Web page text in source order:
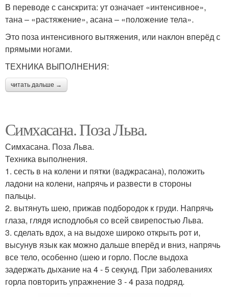
В переводе с санскрита: ут означает «интенсивное»,
тана – «растяжение», асана – «положение тела».
Это поза интенсивного вытяжения, или наклон вперёд с
прямыми ногами.
ТЕХНИКА ВЫПОЛНЕНИЯ:
читать дальше →
Симхасана. Поза Льва.
Симхасана. Поза Льва.
Техника выполнения.
1. сесть в на колени и пятки (ваджрасана), положить
ладони на колени, напрячь и развести в стороны
пальцы.
2. вытянуть шею, прижав подбородок к груди. Напрячь
глаза, глядя исподлобья со всей свирепостью Льва.
3. сделать вдох, а на выдохе широко открыть рот и,
высунув язык как можно дальше вперёд и вниз, напрячь
все тело, особенно (шею и горло. После выдоха
задержать дыхание на 4 - 5 секунд. При заболеваниях
горла повторить упражнение 3 - 4 раза подряд.